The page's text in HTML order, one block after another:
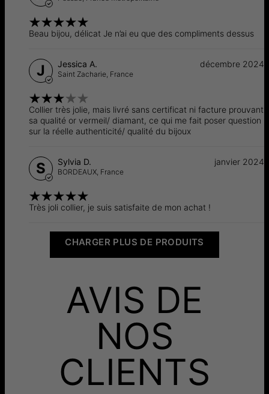
Beau bijou, délicat Je n’ai eu que des compliments dessus
J Jessica A.
Saint Zacharie, France
décembre 2024
Collier très jolie, mais livré sans certificat ni facture prouvant
sa qualité or vermeil/ diamant, ce qui me fait poser question
sur la réelle authenticité/ qualité du bijoux
S Sylvia D.
BORDEAUX, France
janvier 2024
Très joli collier, je suis satisfaite de mon achat !
CHARGER PLUS DE PRODUITS
AVIS DE
NOS
CLIENTS